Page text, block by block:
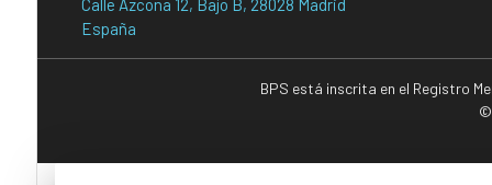
Calle Azcona 12, Bajo B, 28028 Madrid
España
BPS está inscrita en el Registro
©